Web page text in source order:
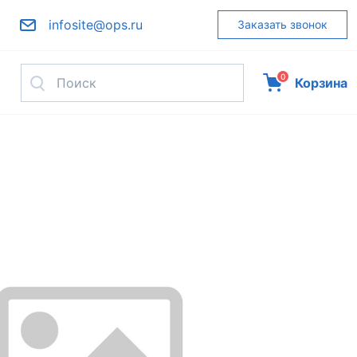
infosite@ops.ru Заказать звонок
0 Корзина